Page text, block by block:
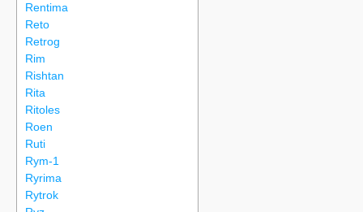
Rentima
Reto
Retrog
Rim
Rishtan
Rita
Ritoles
Roen
Ruti
Rym-1
Ryrima
Rytrok